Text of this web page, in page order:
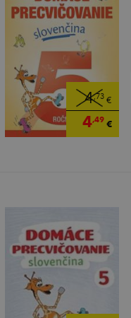
4,73€
4,49€